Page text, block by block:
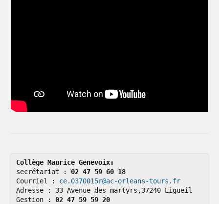
Collège Maurice Genevoix:
secrétariat : 02 47 59 60 18
Courriel : ce.0370015r@ac-orleans-tours.fr
Adresse : 33 Avenue des martyrs,37240 Ligueil
Gestion : 02 47 59 59 20